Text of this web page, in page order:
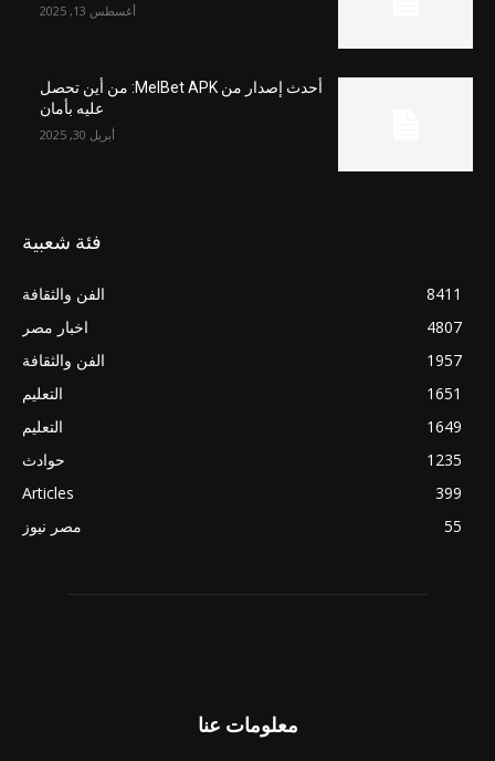
أغسطس 13, 2025
أحدث إصدار من MelBet APK: من أين تحصل
عليه بأمان
أبريل 30, 2025
فئة شعبية
الفن والثقافة
8411
اخبار مصر
4807
الفن والثقافة
1957
التعليم
1651
التعليم
1649
حوادث
1235
Articles
399
مصر نيوز
55
معلومات عنا